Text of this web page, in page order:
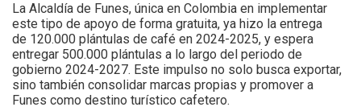
La Alcaldía de Funes, única en Colombia en implementar
este tipo de apoyo de forma gratuita, ya hizo la entrega
de 120.000 plántulas de café en 2024-2025, y espera
entregar 500.000 plántulas a lo largo del periodo de
gobierno 2024-2027. Este impulso no solo busca exportar,
sino también consolidar marcas propias y promover a
Funes como destino turístico cafetero.